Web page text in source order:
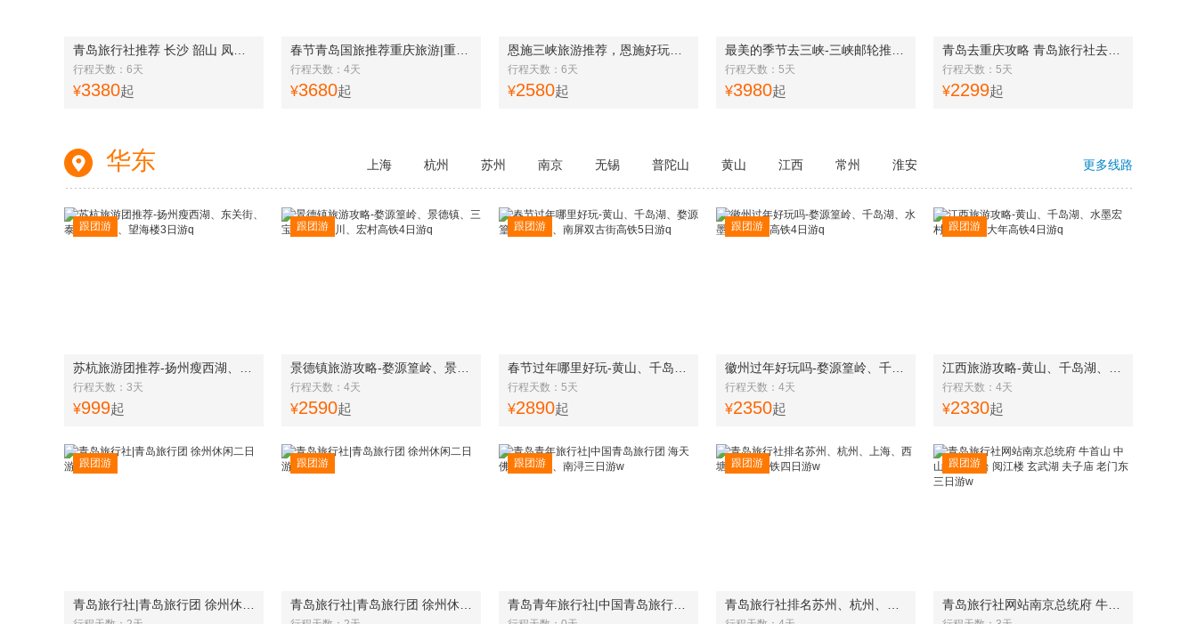
行程天数：6天
¥3380起
行程天数：4天
¥3680起
行程天数：6天
¥2580起
行程天数：5天
¥3980起
行程天数：5天
¥2299起
更多线路
华东 上海 杭州 苏州 南京 无锡 普陀山 黄山 江西 常州 淮安
行程天数：3天
¥999起
跟团游
行程天数：4天
¥2590起
跟团游
行程天数：5天
¥2890起
跟团游
行程天数：4天
¥2350起
跟团游
行程天数：4天
¥2330起
跟团游
跟团游 跟团游 跟团游 跟团游 跟团游